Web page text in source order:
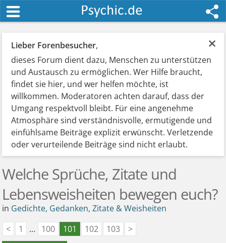
×
Lieber Forenbesucher,
dieses Forum dient dazu, Menschen zu unterstützen
und Austausch zu ermöglichen. Wer Hilfe braucht,
findet sie hier, und wer helfen möchte, ist
willkommen. Moderatoren achten darauf, dass der
Umgang respektvoll bleibt. Für eine angenehme
Atmosphäre sind verständnisvolle, ermutigende und
einfühlsame Beiträge explizit erwünscht. Verletzende
oder verurteilende Beiträge sind nicht erlaubt.
Welche Sprüche, Zitate und
Lebensweisheiten bewegen euch?
in Gedichte, Gedanken, Zitate & Weisheiten
<
1 ... 100 101 102 103 >